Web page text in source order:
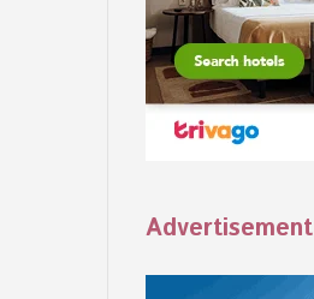
Advertisement